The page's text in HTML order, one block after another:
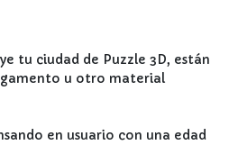
tu ciudad de Puzzle 3D, están
u otro material
en usuario con una edad